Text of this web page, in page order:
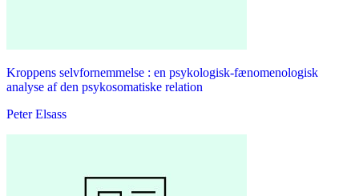
Kroppens selvfornemmelse : en psykologisk-fænomenologisk
analyse af den psykosomatiske relation
Peter Elsass